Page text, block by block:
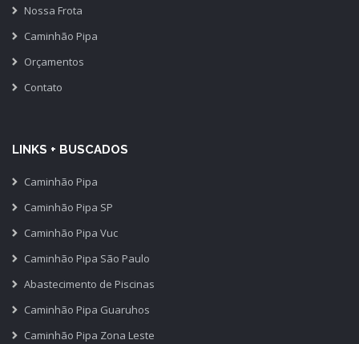
Nossa Frota
Caminhão Pipa
Orçamentos
Contato
LINKS + BUSCADOS
Caminhão Pipa
Caminhão Pipa SP
Caminhão Pipa Vuc
Caminhão Pipa São Paulo
Abastecimento de Piscinas
Caminhão Pipa Guaruhos
Caminhão Pipa Zona Leste